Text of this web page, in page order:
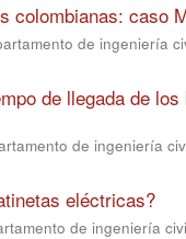
colombianas: caso
de ingeniería
de llegada de
de ingeniería
eléctricas?
de ingeniería